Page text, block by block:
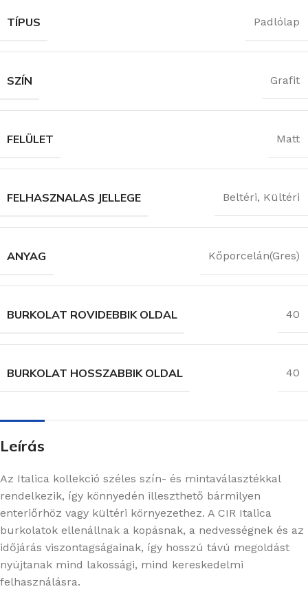
TÍPUS Padlólap
SZÍN Grafit
FELÜLET Matt
FELHASZNALAS JELLEGE Beltéri, Kültéri
ANYAG Kőporcelán(Gres)
BURKOLAT ROVIDEBBIK OLDAL 40
BURKOLAT HOSSZABBIK OLDAL 40
Leírás
Az Italica kollekció széles szín- és mintaválasztékkal
rendelkezik, így könnyedén illeszthető bármilyen
enteriőrhöz vagy kültéri környezethez. A CIR Italica
burkolatok ellenállnak a kopásnak, a nedvességnek és az
időjárás viszontagságainak, így hosszú távú megoldást
nyújtanak mind lakossági, mind kereskedelmi
felhasználásra.